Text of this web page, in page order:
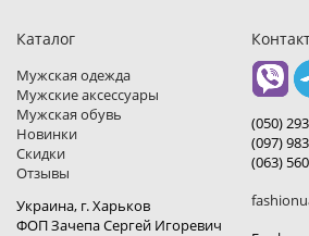
Каталог
Мужская одежда
Мужские аксессуары
Мужская обувь
Новинки
Скидки
Отзывы
Украина, г. Харьков
ФОП Зачепа Сергей Игоревич
(050)
(097)
(063)